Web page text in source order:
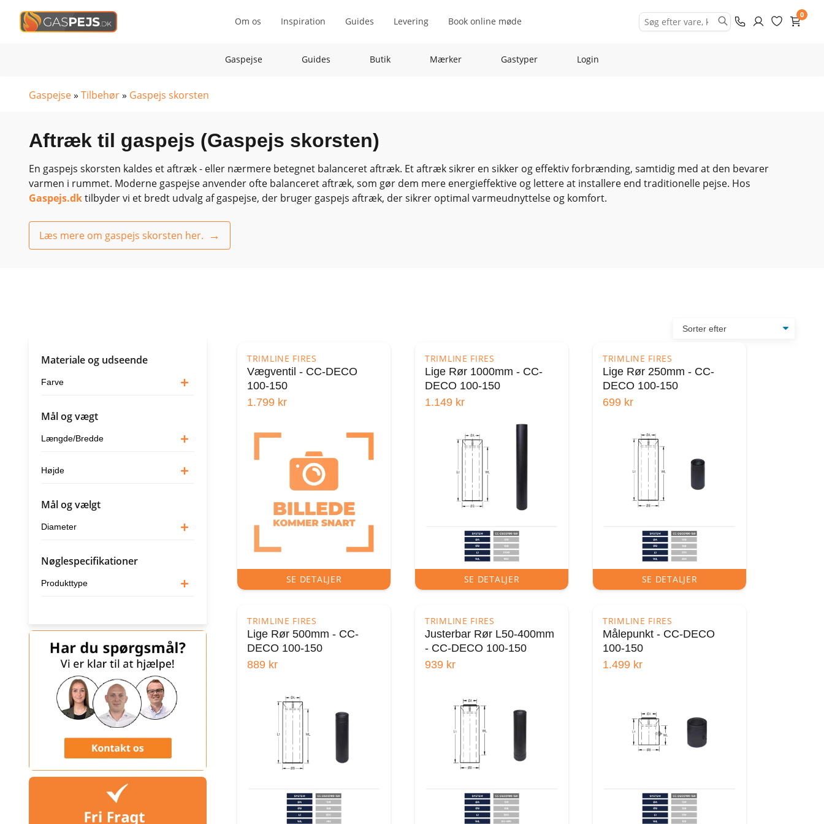
Om os Inspiration Guides Levering Book online møde
0
Gaspejse Guides Butik Mærker Gastyper Login
Gaspejse» Tilbehør» Gaspejs skorsten
Aftræk til gaspejs (Gaspejs skorsten)
En gaspejs skorsten kaldes et aftræk - eller nærmere betegnet balanceret aftræk. Et aftræk sikrer en sikker og effektiv forbrænding, samtidig med at den bevarer
varmen i rummet. Moderne gaspejse anvender ofte balanceret aftræk, som gør dem mere energieffektive og lettere at installere end traditionelle pejse. Hos
Gaspejs.dktilbyder vi et bredt udvalg af gaspejse, der bruger gaspejs aftræk, der sikrer optimal varmeudnyttelse og komfort.
Læs mere om gaspejs skorsten her.
Materiale og udseende
Farve
Mål og vægt
Længde/Bredde
Højde
Mål og vælgt
Diameter
Nøglespecifikationer
Produkttype
TRIMLINE FIRES
Vægventil - CC-DECO
100-150
1.799 kr
SE DETALJER
TRIMLINE FIRES
Lige Rør 1000mm - CC-
DECO 100-150
1.149 kr
SE DETALJER
TRIMLINE FIRES
Lige Rør 250mm - CC-
DECO 100-150
699 kr
SE DETALJER
TRIMLINE FIRES
Lige Rør 500mm - CC-
DECO 100-150
889 kr
TRIMLINE FIRES
Justerbar Rør L50-400mm
- CC-DECO 100-150
939 kr
TRIMLINE FIRES
Målepunkt - CC-DECO
100-150
1.499 kr